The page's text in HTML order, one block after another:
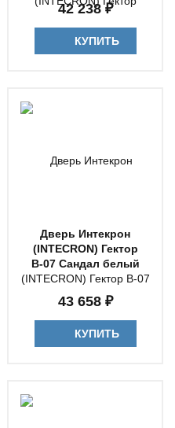
42 238 ₽
КУПИТЬ
Дверь Интекрон
(INTECRON) Гектор
В-07 Сандал белый
43 658 ₽
КУПИТЬ